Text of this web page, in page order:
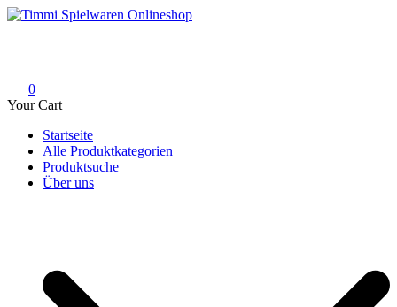
Skip
0
Your Cart
Startseite
Alle Produktkategorien
Produktsuche
Über uns